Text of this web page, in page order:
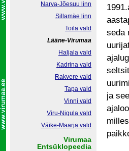
seda
ja
Narva-Jõesuu linn
Sillamäe linn
Toila vald
Lääne-Virumaa
Haljala vald
Kadrina vald
Rakvere vald
Tapa vald
Vinni vald
Viru-Nigula vald
Väike-Maarja vald
Virumaa
Entsüklopeedia